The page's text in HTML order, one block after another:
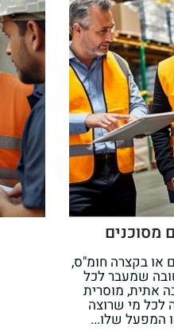
מסוכנים
או בקצרה חומ"ס,
שמעבר לכל
אתית, מוסרית
לכל מי שרוצה
המפעל שלו...